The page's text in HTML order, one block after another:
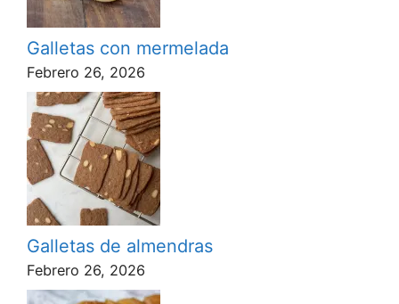
Galletas con mermelada
Febrero 26, 2026
Galletas de almendras
Febrero 26, 2026